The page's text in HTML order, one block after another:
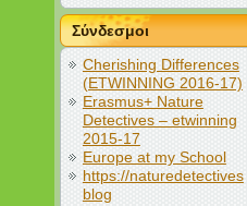
Σύνδεσμοι
Cherishing Differences
(ETWINNING 2016-17)
Erasmus+ Nature
Detectives – etwinning
2015-17
Europe at my School
https://naturedetectives
blog